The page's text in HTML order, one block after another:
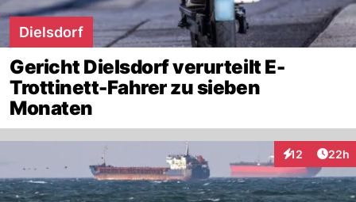
Dielsdorf
Gericht Dielsdorf verurteilt E-
Trottinett-Fahrer zu sieben
Monaten
12
Interaktionen
22h